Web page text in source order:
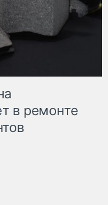
в ремонте